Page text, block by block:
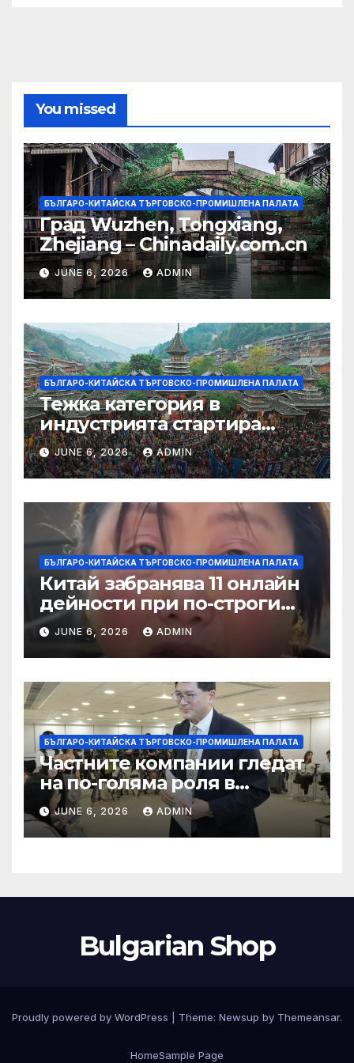
You missed
БЪЛГАРО-КИТАЙСКА ТЪРГОВСКО-ПРОМИШЛЕНА ПАЛАТА
Град Wuzhen, Tongxiang,
Zhejiang – Chinadaily.com.cn
JUNE 6, 2026 ADMIN
БЪЛГАРО-КИТАЙСКА ТЪРГОВСКО-ПРОМИШЛЕНА ПАЛАТА
Тежка категория в
индустрията стартира
алианс за космическа
слънчева енергия
JUNE 6, 2026 ADMIN
БЪЛГАРО-КИТАЙСКА ТЪРГОВСКО-ПРОМИШЛЕНА ПАЛАТА
Китай забранява 11 онлайн
дейности при по-строги
правила за ограничаване на
слуховете и
кибернасилниците
JUNE 6, 2026 ADMIN
БЪЛГАРО-КИТАЙСКА ТЪРГОВСКО-ПРОМИШЛЕНА ПАЛАТА
Частните компании гледат
на по-голяма роля в
стратегическата
енергетика
JUNE 6, 2026 ADMIN
Bulgarian Shop
Proudly powered by WordPress Theme: Newsup by Themeansar.
HomeSample Page